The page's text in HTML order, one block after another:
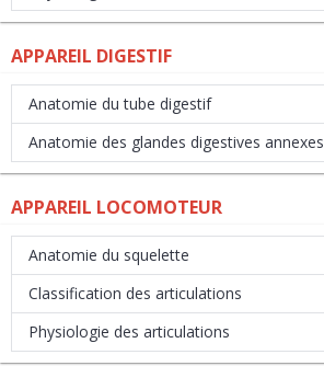
APPAREIL DIGESTIF
Anatomie du tube digestif
Anatomie des glandes digestives annexes
APPAREIL LOCOMOTEUR
Anatomie du squelette
Classification des articulations
Physiologie des articulations